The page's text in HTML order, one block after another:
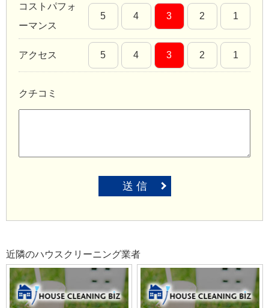
コストパフォ
ーマンス
5 4 3 2 1
アクセス 5 4 3 2 1
クチコミ
送 信
近隣のハウスクリーニング業者